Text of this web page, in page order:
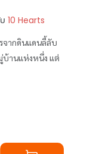
10 Hearts
จากดินแดนลี้ลับ
บ้านแห่งหนึ่ง แต่